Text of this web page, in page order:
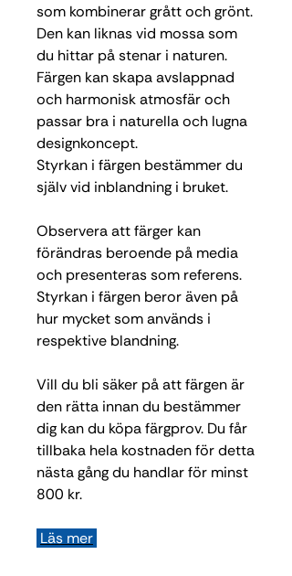
som kombinerar grått och grönt.
Den kan liknas vid mossa som
du hittar på stenar i naturen.
Färgen kan skapa avslappnad
och harmonisk atmosfäroch
passar bra i naturella och lugna
designkoncept.
Styrkan i färgen bestämmer du
själv vid inblandning i bruket.
Observera att färger kan
förändras beroende på media
och presenteras som referens.
Styrkan i färgen beror även på
hur mycket som används i
respektive blandning.
Vill du bli säker på att färgen är
den rätta innan du bestämmer
dig kan du köpa färgprov. Du får
tillbaka hela kostnaden för detta
nästa gång du handlar för minst
800 kr.
Läs mer